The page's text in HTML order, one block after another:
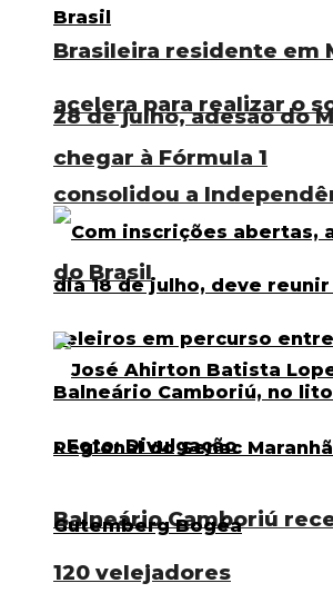
Brasileira residente em
acelera para realizar o
chegar à Fórmula 1
Balneário Camboriú
120 velejadores
28 de julho, adesão do
consolidou a
do Brasil